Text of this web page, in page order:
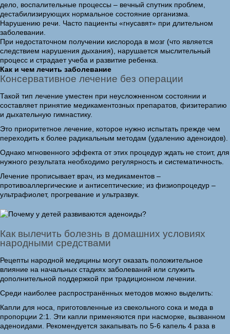
дело, воспалительные процессы – вечный спутник проблем,
дестабилизирующих нормальное состояние организма.
Нарушению речи. Часто пациенты «гнусавят» при длительном
заболевании.
При недостаточном получении кислорода в мозг (что является
следствием нарушения дыхания), нарушается мыслительный
процесс и страдает учеба и развитие ребенка.
Как и чем лечить заболевание
Консервативное лечение без операции
Такой тип лечение уместен при неусложненном состоянии и
составляет принятие медикаментозных препаратов, физитерапию
и дыхательную гимнастику.
Это приоритетное лечение, которое нужно испытать прежде чем
переходить к более радикальным методам (удалению аденоидов).
Однако мгновенного эффекта от этих процедур ждать не стоит, для
нужного результата необходимо регулярность и систематичность.
Лечение прописывает врач, из медикаментов –
противоаллергические и антисептические; из физиопроцедур –
ультрафиолет, прогревание и ультразвук.
Как вылечить болезнь в домашних условиях
народными средствами
Рецепты народной медицины могут оказать положительное
влияние на начальных стадиях заболеваний или служить
дополнительной поддержкой при традиционном лечении.
Среди наиболее распространённых методов можно выделить:
Капли для носа, приготовленные из свекольного сока и меда в
пропорции 2:1. Эти капли применяются при насморке, вызванном
аденоидами. Рекомендуется закапывать по 5-6 капель 4 раза в